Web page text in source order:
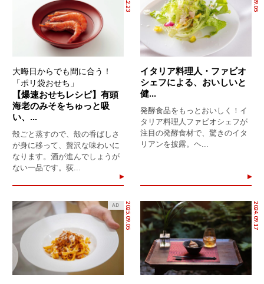
大晦日からでも間に合う！
「ポリ袋おせち」
【爆速おせちレシピ】有頭
海老のみそをちゅっと吸
い、...
殻ごと蒸すので、殻の香ばしさ
が身に移って、贅沢な味わいに
なります。酒が進んでしょうが
ない一品です。荻...
イタリア料理人・ファビオ
シェフによる、おいしいと
健...
発酵食品をもっとおいしく！イ
タリア料理人ファビオシェフが
注目の発酵食材で、驚きのイタ
リアンを披露。ヘ...
2025.09.05
AD 2024.09.17